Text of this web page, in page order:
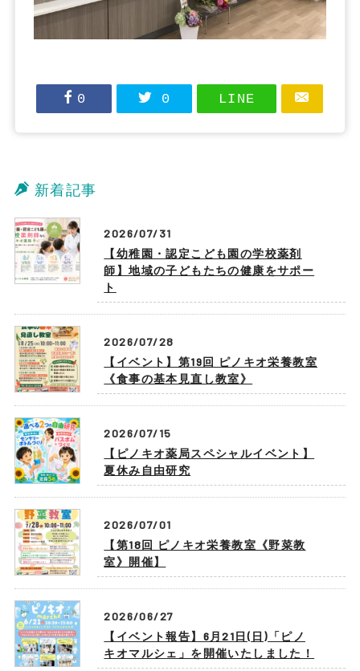
0 0 LINE
新着記事
2026/07/31
【幼稚園・認定こども園の学校薬剤
師】地域の子どもたちの健康をサポー
ト
2026/07/28
【イベント】第19回 ピノキオ栄養教室
《食事の基本見直し教室》
2026/07/15
【ピノキオ薬局スペシャルイベント】
夏休み自由研究
2026/07/01
【第18回 ピノキオ栄養教室《野菜教
室》開催】
2026/06/27
【イベント報告】6月21日(日)「ピノ
キオマルシェ」を開催いたしました！